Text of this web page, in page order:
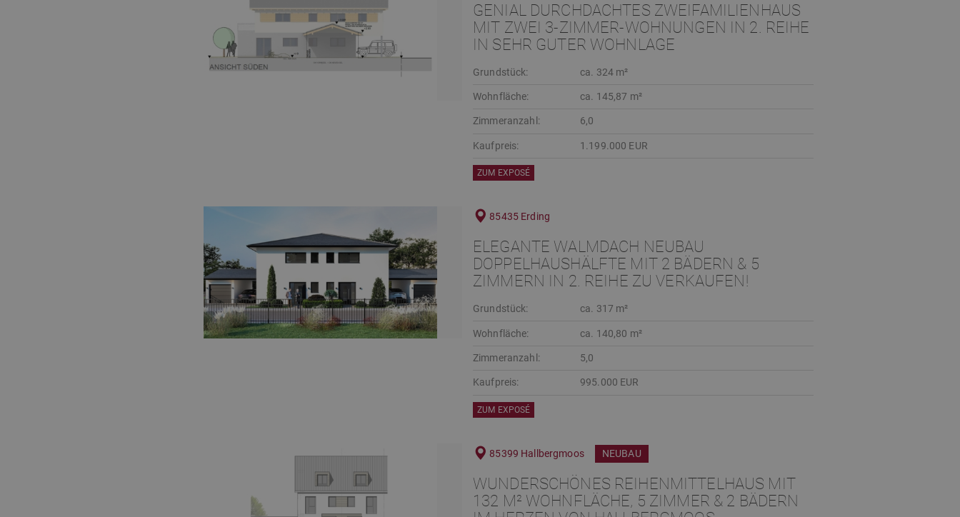
GENIAL DURCHDACHTES ZWEIFAMILIENHAUS
MIT ZWEI 3-ZIMMER-WOHNUNGEN IN 2. REIHE
IN SEHR GUTER WOHNLAGE
Grundstück: ca. 324 m²
Wohnfläche: ca. 145,87 m²
Zimmeranzahl: 6,0
Kaufpreis: 1.199.000 EUR
ZUM EXPOSÉ
85435 Erding
ELEGANTE WALMDACH NEUBAU
DOPPELHAUSHÄLFTE MIT 2 BÄDERN & 5
ZIMMERN IN 2. REIHE ZU VERKAUFEN!
Grundstück: ca. 317 m²
Wohnfläche: ca. 140,80 m²
Zimmeranzahl: 5,0
Kaufpreis: 995.000 EUR
ZUM EXPOSÉ
85399 Hallbergmoos NEUBAU
WUNDERSCHÖNES REIHENMITTELHAUS MIT
132 M² WOHNFLÄCHE, 5 ZIMMER & 2 BÄDERN